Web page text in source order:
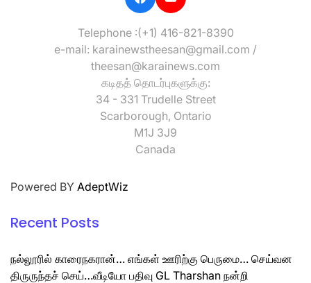
Telephone :(+1) 416-821-8390
e-mail: karainewstheesan@gmail.com /
theesan@karainews.com
கடிதத் தொடர்புகளுக்கு:
34 - 331 Trudelle Street
Scarborough, Ontario
M1J 3J9
Canada
Powered BY AdeptWiz
Recent Posts
நல்லூரில் காரைநகரான்… எங்கள் ஊரிற்கு பெருமை… செய்வன
திருருந்தச் செய்…வீடியோ பதிவு GL Tharshan நன்றி